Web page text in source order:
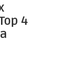
4